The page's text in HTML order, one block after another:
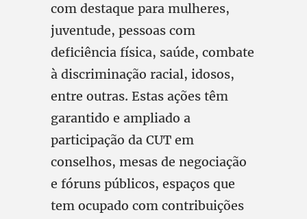
com destaque para mulheres,
juventude, pessoas com
deficiência física, saúde, combate
à discriminação racial, idosos,
entre outras. Estas ações têm
garantido e ampliado a
participação da CUT em
conselhos, mesas de negociação
e fóruns públicos, espaços que
tem ocupado com contribuições